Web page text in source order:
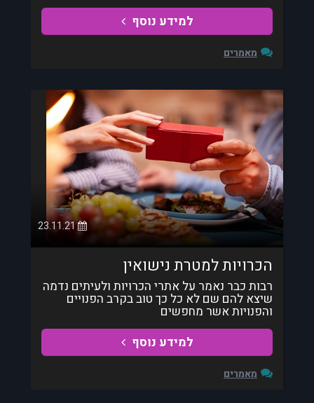
למידע נוסף
מאמרים
23.11.21
הכרויות למטרת נישואין
רבות כבר נאמר על אתרי הכרויות ולעיתים נדמה
שיצא להם שם לא כל כך טוב בקרב הפנויים
והפנויות אשר מחפשים
למידע נוסף
מאמרים